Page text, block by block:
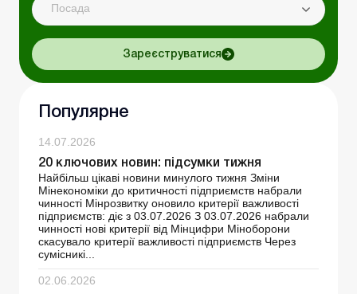
Посада
Зареєструватися
Популярне
14.07.2026
20 ключових новин: підсумки тижня
Найбільш цікаві новини минулого тижня Зміни
Мінекономіки до критичності підприємств набрали
чинності Мінрозвитку оновило критерії важливості
підприємств: діє з 03.07.2026 З 03.07.2026 набрали
чинності нові критерії від Мінцифри Міноборони
скасувало критерії важливості підприємств Через
сумісникі...
02.06.2026